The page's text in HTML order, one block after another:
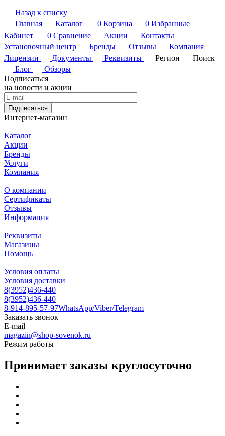
Назад к списку
Главная
Каталог 0 Корзина 0 Избранные
Кабинет
0 Сравнение Акции
Контакты
Установочный центр
Бренды Отзывы
Компания
Лицензии
Документы Реквизиты Регион
Поиск
Блог
Обзоры
Подписаться
на новости и акции
Подписаться
Интернет-магазин
Каталог
Акции
Бренды
Услуги
Компания
О компании
Сертификаты
Отзывы
Информация
Реквизиты
Магазины
Помощь
Условия оплаты
Условия доставки
8(3952)436-440
8(3952)436-440
8-914-895-57-97WhatsApp/Viber/Telegram
Заказать звонок
E-mail
magazin@shop-sovenok.ru
Режим работы
Принимает заказы круглосуточно